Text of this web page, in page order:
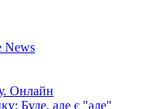
News
Онлайн
Буде, але є "але"